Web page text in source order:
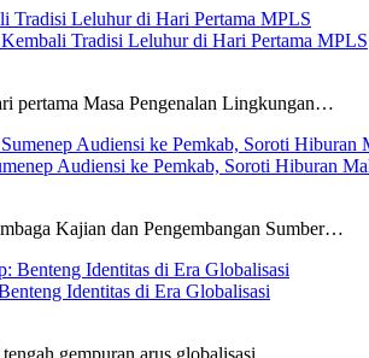
Tradisi Leluhur di Hari Pertama MPLS
pertama Masa Pengenalan Lingkungan…
Audiensi ke Pemkab, Soroti Hiburan
Kajian dan Pengembangan Sumber…
Identitas di Era Globalisasi
gempuran arus globalisasi…